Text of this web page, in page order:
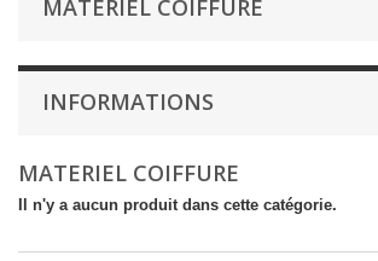
MATERIEL COIFFURE
INFORMATIONS
MATERIEL COIFFURE
Il n'y a aucun produit dans cette catégorie.